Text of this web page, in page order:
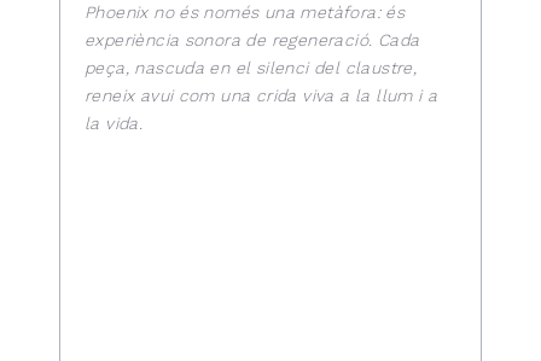
Phoenix no és només una metàfora: és
experiència sonora de regeneració. Cada
peça, nascuda en el silenci del claustre,
reneix avui com una crida viva a la llum i a
la vida.